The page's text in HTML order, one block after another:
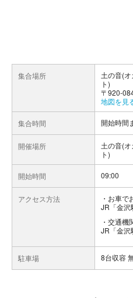
集合場所
土の音(
ト)
〒920-
地図を見
集合時間 開始時間
開催場所
土の音(
ト)
開始時間 09:00
アクセス方法
お車で
JR「金沢
交通機
JR「金沢
駐車場 8台収容